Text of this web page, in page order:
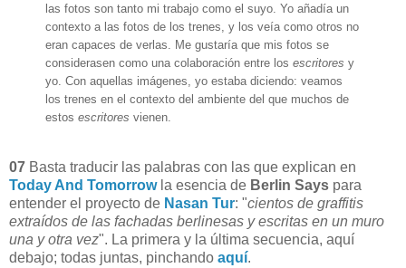
las fotos son tanto mi trabajo como el suyo. Yo añadía un
contexto a las fotos de los trenes, y los veía como otros no
eran capaces de verlas. Me gustaría que mis fotos se
considerasen como una colaboración entre los escritores y
yo. Con aquellas imágenes, yo estaba diciendo: veamos
los trenes en el contexto del ambiente del que muchos de
estos escritores vienen.
07 Basta traducir las palabras con las que explican en
Today And Tomorrowla esencia de Berlin Says para
entender el proyecto de Nasan Tur: "cientos de graffitis
extraídos de las fachadas berlinesas y escritas en un muro
una y otra vez". La primera y la última secuencia, aquí
debajo; todas juntas, pinchando aquí.